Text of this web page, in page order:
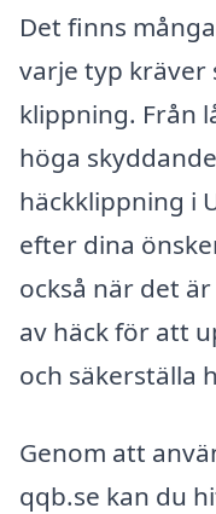
Det finns
varje typ kräver
klippning. Från
höga
häckklippning i
efter dina
också när det
av häck för att
och säkerställa
Genom att
qqb.se kan du